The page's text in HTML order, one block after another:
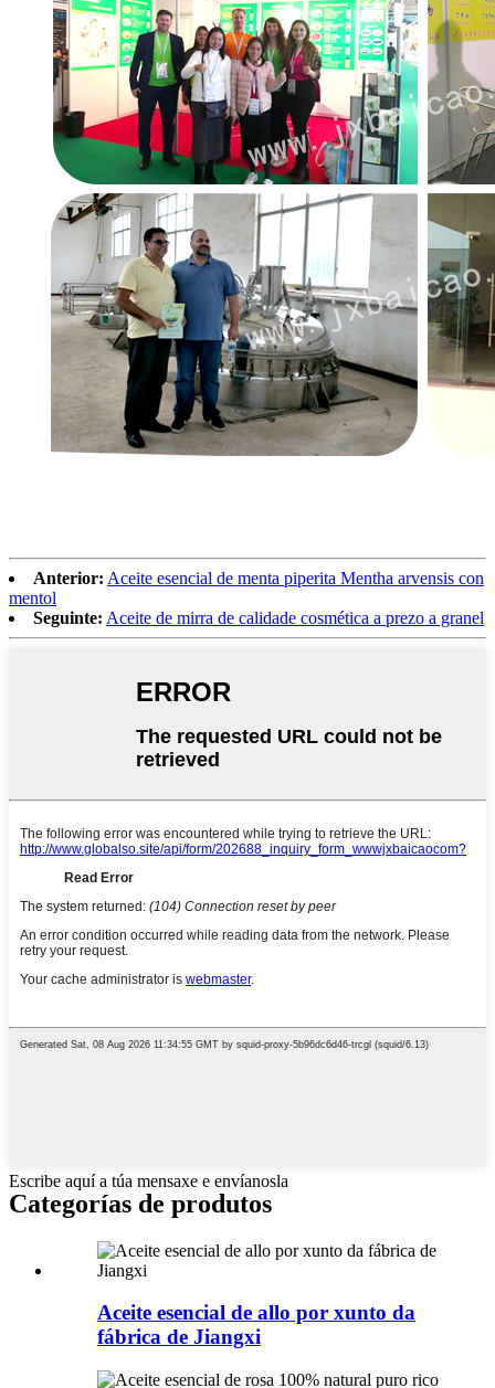
Anterior: Aceite esencial de menta piperita Mentha arvensis con
mentol
Seguinte: Aceite de mirra de calidade cosmética a prezo a granel
Escribe aquí a túa mensaxe e envíanosla
Categorías de produtos
Aceite esencial de allo por xunto da
fábrica de Jiangxi